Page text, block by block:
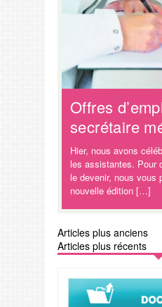
Offres
secrétaire
Hier, nous avons
les assistantes. Pour
le devenir, nous vous
nouvelle édition […]
Articles plus anciens
Articles plus récents